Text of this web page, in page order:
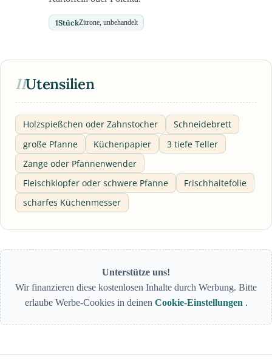
1StückZitrone, unbehandelt
IIUtensilien
Holzspießchen oder Zahnstocher
Schneidebrett
große Pfanne
Küchenpapier
3 tiefe Teller
Zange oder Pfannenwender
Fleischklopfer oder schwere Pfanne
Frischhaltefolie
scharfes Küchenmesser
Unterstütze uns!
Wir finanzieren diese kostenlosen Inhalte durch Werbung. Bitte
erlaube Werbe-Cookies in deinen Cookie-Einstellungen .